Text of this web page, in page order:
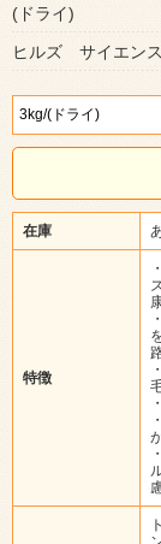
(ドライ)
ヒルズ サイエン
在庫
特徴